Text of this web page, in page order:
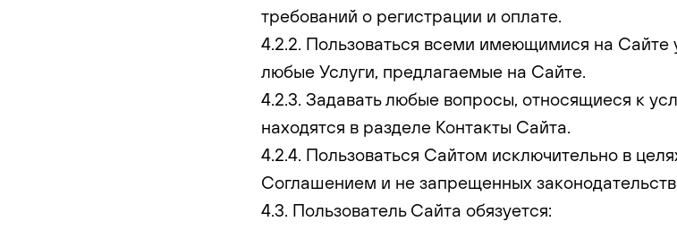
требований о регистрации и оплате.
4.2.2. Пользоваться всеми имеющимися на Сайте
любые Услуги, предлагаемые на Сайте.
4.2.3. Задавать любые вопросы, относящиеся к
находятся в разделе Контакты Сайта.
4.2.4. Пользоваться Сайтом исключительно в
Соглашением и не запрещенных
4.3. Пользователь Сайта обязуется: